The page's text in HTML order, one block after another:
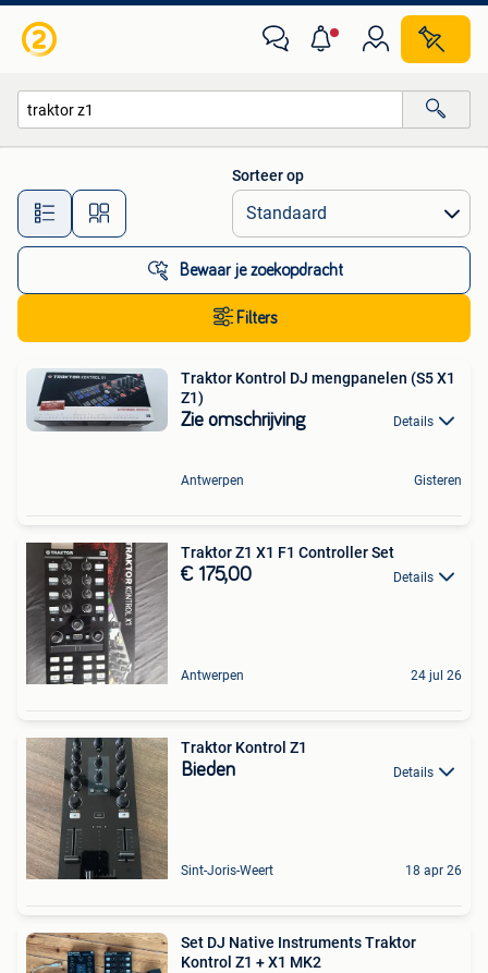
Alle afstanden…
Sorteer op
Bewaar je zoekopdracht
Filters
Traktor Kontrol DJ mengpanelen (S5 X1
Z1)
Zie omschrijving Details
Antwerpen Gisteren
Traktor Z1 X1 F1 Controller Set
€ 175,00 Details
Antwerpen 24 jul 26
Traktor Kontrol Z1
Bieden Details
Sint-Joris-Weert 18 apr 26
Set DJ Native Instruments Traktor
Kontrol Z1 + X1 MK2